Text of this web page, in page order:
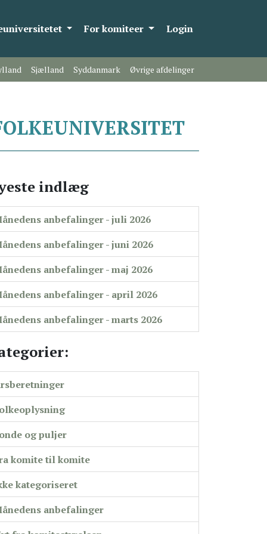
For komiteer Login
Sjælland Syddanmark Øvrige afdelinger
indlæg
anbefalinger - juli 2026
anbefalinger - juni 2026
anbefalinger - maj 2026
anbefalinger - april 2026
anbefalinger - marts 2026
og puljer
komite til komite
kategoriseret
anbefalinger